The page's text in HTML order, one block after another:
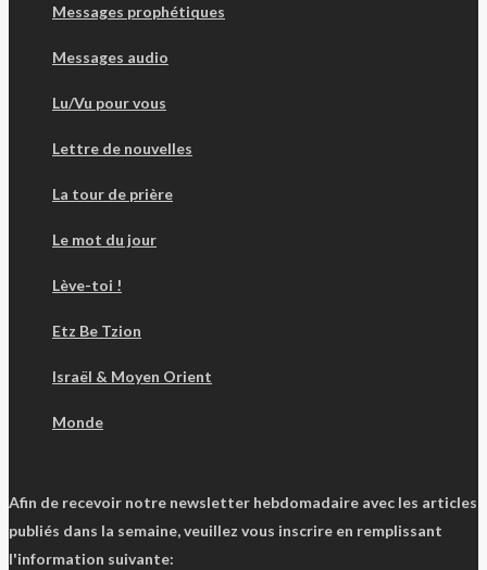
Messages prophétiques
Messages audio
Lu/Vu pour vous
Lettre de nouvelles
La tour de prière
Le mot du jour
Lève-toi !
Etz Be Tzion
Israël & Moyen Orient
Monde
Afin de recevoir notre newsletter hebdomadaire avec les articles
publiés dans la semaine, veuillez vous inscrire en remplissant
l'information suivante: